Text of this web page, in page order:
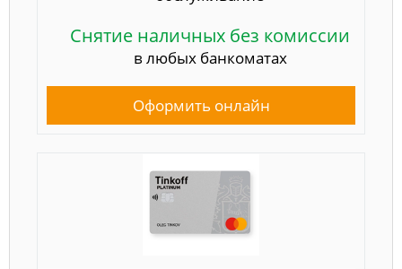
Снятие наличных без комиссии
в любых банкоматах
Оформить онлайн